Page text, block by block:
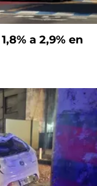
a 2,9% en